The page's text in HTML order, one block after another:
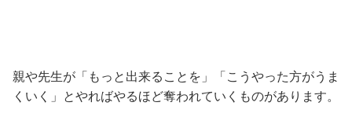
親や先生が「もっと出来ることを」「こうやった方がうま
くいく」とやればやるほど奪われていくものがあります。